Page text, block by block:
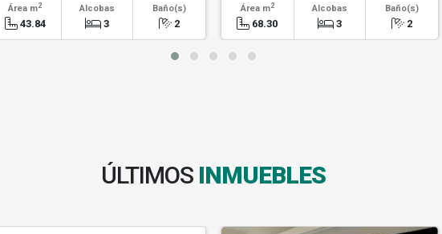
Área m2
43.84
Alcobas
3
Baño(s)
2
Área m2
68.30
Alcobas
3
Baño(s)
2
ÚLTIMOS INMUEBLES